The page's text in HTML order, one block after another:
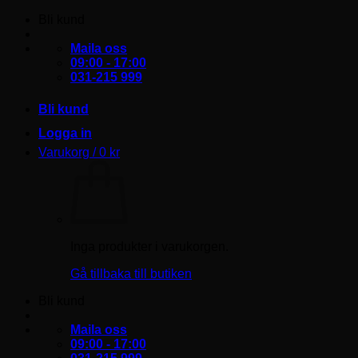
Maila oss
09:00 - 17:00
031-215 999
Bli kund
Logga in
Varukorg /0 kr
Gå tillbaka till butiken
Maila oss
09:00 - 17:00